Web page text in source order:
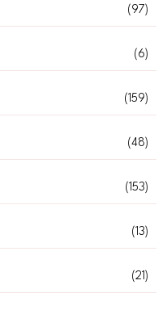
(97)
(6)
(159)
(48)
(153)
(13)
(21)